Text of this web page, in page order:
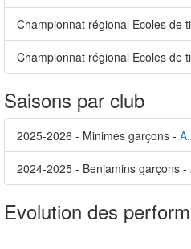
Championnat régional Ecoles de
Championnat régional Ecoles de
Saisons par club
2025-2026 - Minimes garçons -
2024-2025 - Benjamins garçons -
Evolution des